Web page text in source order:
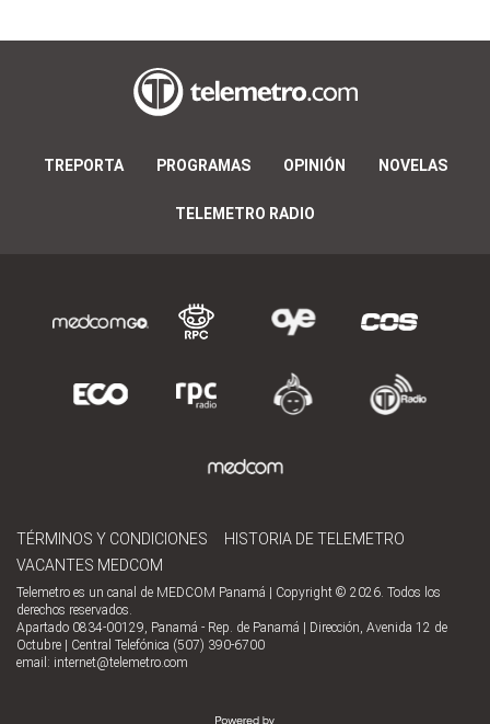
TREPORTA PROGRAMAS OPINIÓN NOVELAS
TELEMETRO RADIO
TÉRMINOS Y CONDICIONES
HISTORIA DE TELEMETRO
VACANTES MEDCOM
Telemetro es un canal de MEDCOM Panamá | Copyright © 2026. Todos los
derechos reservados.
Apartado 0834-00129, Panamá - Rep. de Panamá | Dirección, Avenida 12 de
Octubre | Central Telefónica (507) 390-6700
email: internet@telemetro.com